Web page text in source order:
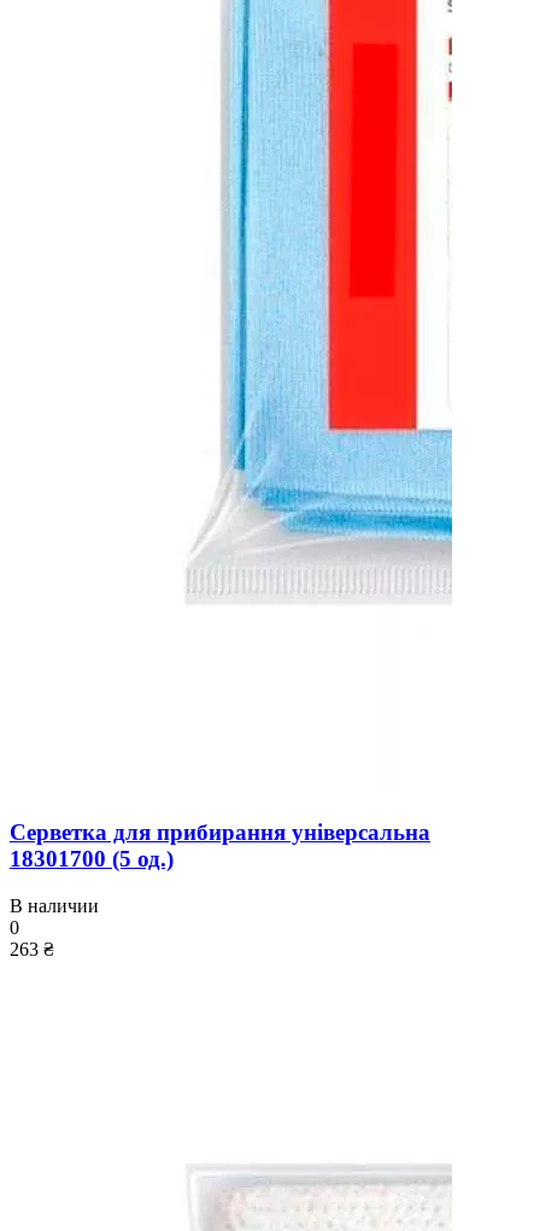
Серветка для прибирання універсальна
18301700 (5 од.)
В наличии
0
263 ₴